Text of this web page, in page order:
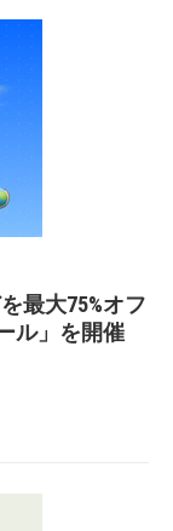
最大75%オフ
ル」を開催